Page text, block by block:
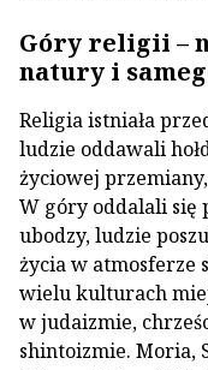
Góry religii –
natury i
Religia istniała
ludzie oddawali
życiowej
W góry oddalali się
ubodzy, ludzie
życia w atmosferze
wielu kulturach
w judaizmie,
shintoizmie. Moria,